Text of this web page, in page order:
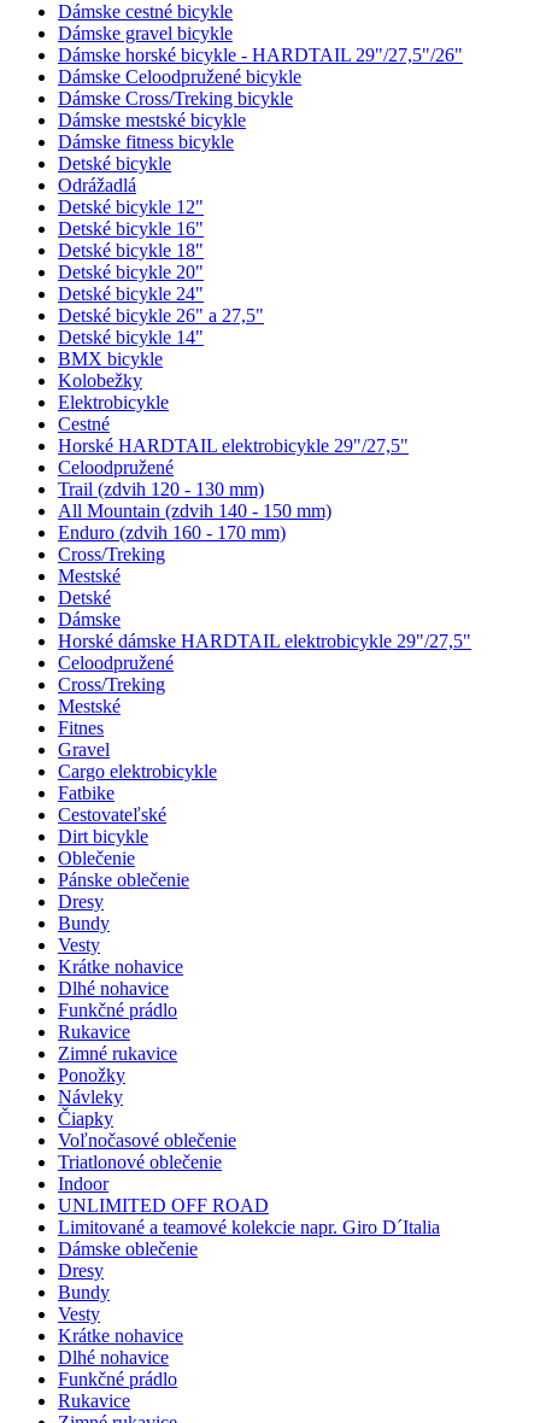
Dámske cestné bicykle
Dámske gravel bicykle
Dámske horské bicykle - HARDTAIL 29"/27,5"/26"
Dámske Celoodpružené bicykle
Dámske Cross/Treking bicykle
Dámske mestské bicykle
Dámske fitness bicykle
Detské bicykle
Odrážadlá
Detské bicykle 12"
Detské bicykle 16"
Detské bicykle 18"
Detské bicykle 20"
Detské bicykle 24"
Detské bicykle 26" a 27,5"
Detské bicykle 14"
BMX bicykle
Kolobežky
Elektrobicykle
Cestné
Horské HARDTAIL elektrobicykle 29"/27,5"
Celoodpružené
Trail (zdvih 120 - 130 mm)
All Mountain (zdvih 140 - 150 mm)
Enduro (zdvih 160 - 170 mm)
Cross/Treking
Mestské
Detské
Dámske
Horské dámske HARDTAIL elektrobicykle 29"/27,5"
Celoodpružené
Cross/Treking
Mestské
Fitnes
Gravel
Cargo elektrobicykle
Fatbike
Cestovateľské
Dirt bicykle
Oblečenie
Pánske oblečenie
Dresy
Bundy
Vesty
Krátke nohavice
Dlhé nohavice
Funkčné prádlo
Rukavice
Zimné rukavice
Ponožky
Návleky
Čiapky
Voľnočasové oblečenie
Triatlonové oblečenie
Indoor
UNLIMITED OFF ROAD
Limitované a teamové kolekcie napr. Giro D´Italia
Dámske oblečenie
Dresy
Bundy
Vesty
Krátke nohavice
Dlhé nohavice
Funkčné prádlo
Rukavice